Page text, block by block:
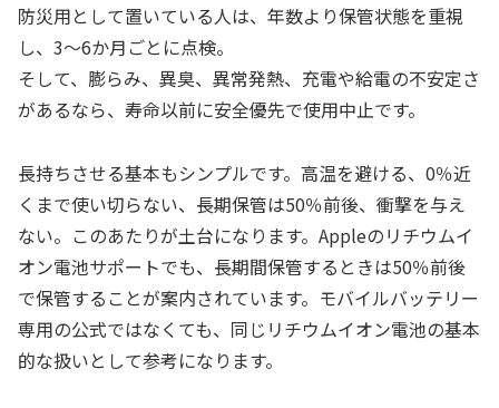
防災用として置いている人は、年数より保管状態を重視
し、3〜6か月ごとに点検。
そして、膨らみ、異臭、異常発熱、充電や給電の不安定さ
があるなら、寿命以前に安全優先で使用中止です。
長持ちさせる基本もシンプルです。高温を避ける、0％近
くまで使い切らない、長期保管は50％前後、衝撃を与え
ない。このあたりが土台になります。Appleのリチウムイ
オン電池サポートでも、長期間保管するときは50％前後
で保管することが案内されています。モバイルバッテリー
専用の公式ではなくても、同じリチウムイオン電池の基本
的な扱いとして参考になります。